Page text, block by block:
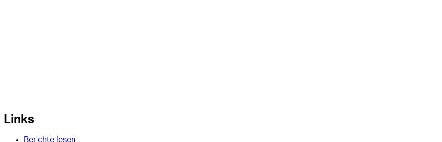
Links
Berichte lesen